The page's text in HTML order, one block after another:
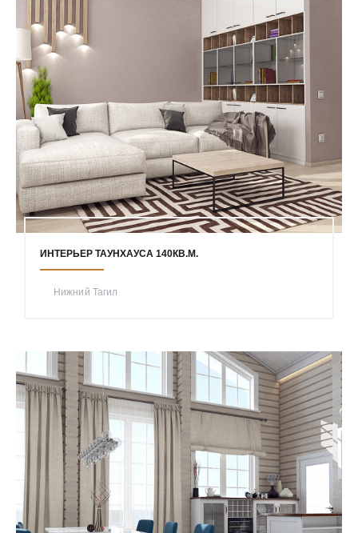
ИНТЕРЬЕР ТАУНХАУСА 140КВ.М.
Нижний Тагил